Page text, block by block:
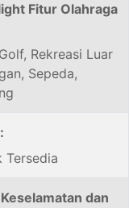
Fitur Olahraga
Rekreasi Luar
Sepeda,
Tersedia
dan